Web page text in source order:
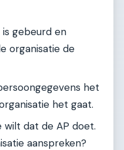
gebeurd en
organisatie de
het
het gaat.
wilt dat de AP doet.
aanspreken?